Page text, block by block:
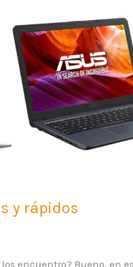
y rápidos
encuentro? Bueno, en